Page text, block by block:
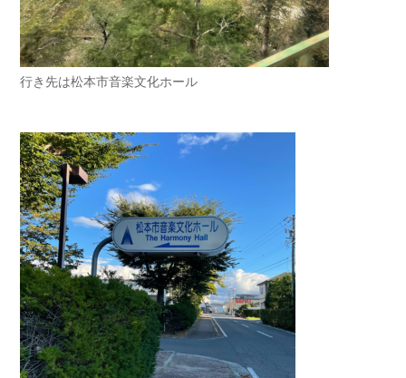
行き先は松本市音楽文化ホール